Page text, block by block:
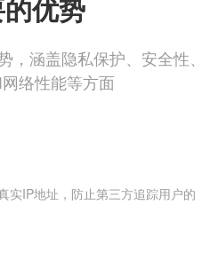
优势
涵盖隐私保护、安全性、
络性能等方面
实IP地址，防止第三方追踪用户的